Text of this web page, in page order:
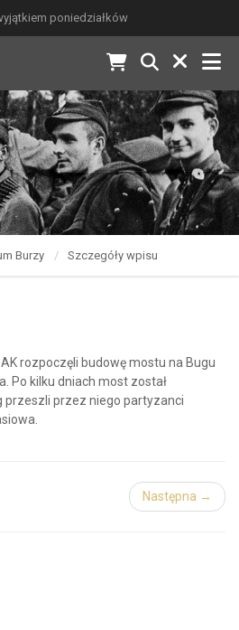
poniedziałków
Burzy Szczegóły wpisu
rozpoczęli budowę mostu na Bugu
Po kilku dniach most został
przeszli przez niego partyzanci
Następna →